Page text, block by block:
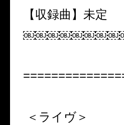
【収録曲】​未定
＜ライヴ＞